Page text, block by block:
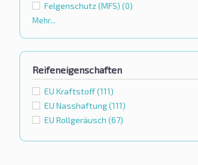
Felgenschutz (MFS) (0)
Mehr...
Reifeneigenschaften
EU Kraftstoff(111)
EU Nasshaftung(111)
EU Rollgeräusch (67)